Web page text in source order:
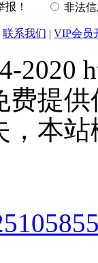
！ 非法
联系我们 | VIP会员
2020
费提
，本